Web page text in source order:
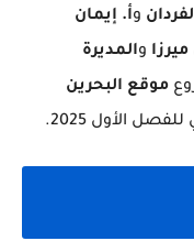
وأ. إيمان
والمديرة
موقع البحرين
الأول 2025.